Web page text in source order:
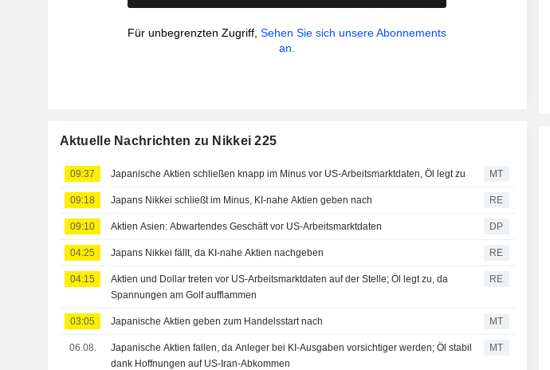
Für unbegrenzten Zugriff,Sehen Sie sich unsere Abonnements
an.
Aktuelle Nachrichten zu Nikkei 225
09:37 Japanische Aktien schließen knapp im Minus vor US-Arbeitsmarktdaten, Öl legt zu MT
09:18 Japans Nikkei schließt im Minus, KI-nahe Aktien geben nach RE
09:10 Aktien Asien: Abwartendes Geschäft vor US-Arbeitsmarktdaten DP
04:25 Japans Nikkei fällt, da KI-nahe Aktien nachgeben RE
04:15
Aktien und Dollar treten vor US-Arbeitsmarktdaten auf der Stelle; Öl legt zu, da
Spannungen am Golf aufflammen
RE
03:05 Japanische Aktien geben zum Handelsstart nach MT
06.08.
Japanische Aktien fallen, da Anleger bei KI-Ausgaben vorsichtiger werden; Öl stabil
dank Hoffnungen auf US-Iran-Abkommen
MT